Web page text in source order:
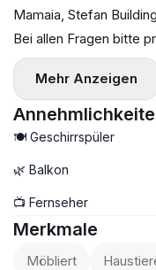
Mamaia, Stefan
Bei allen Fragen bitte
Mehr Anzeigen
🍽️ Geschirrspüler
🌿 Balkon
📺 Fernseher
Merkmale
Möbliert